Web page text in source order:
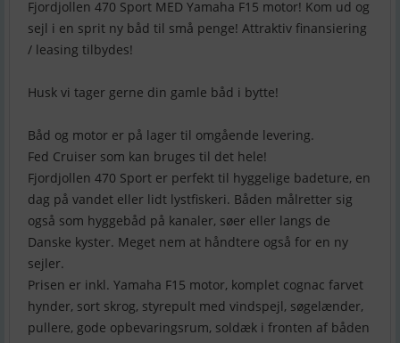
Fjordjollen 470 Sport MED Yamaha F15 motor! Kom ud og
sejl i en sprit ny båd til små penge! Attraktiv finansiering
/ leasing tilbydes!
Husk vi tager gerne din gamle båd i bytte!
Båd og motor er på lager til omgående levering.
Fed Cruiser som kan bruges til det hele!
Fjordjollen 470 Sport er perfekt til hyggelige badeture, en
dag på vandet eller lidt lystfiskeri. Båden målretter sig
også som hyggebåd på kanaler, søer eller langs de
Danske kyster. Meget nem at håndtere også for en ny
sejler.
Prisen er inkl. Yamaha F15 motor, komplet cognac farvet
hynder, sort skrog, styrepult med vindspejl, søgelænder,
pullere, gode opbevaringsrum, soldæk i fronten af båden